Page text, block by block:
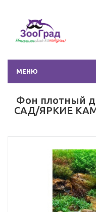
МЕНЮ
Фон плотный
САД/ЯРКИЕ